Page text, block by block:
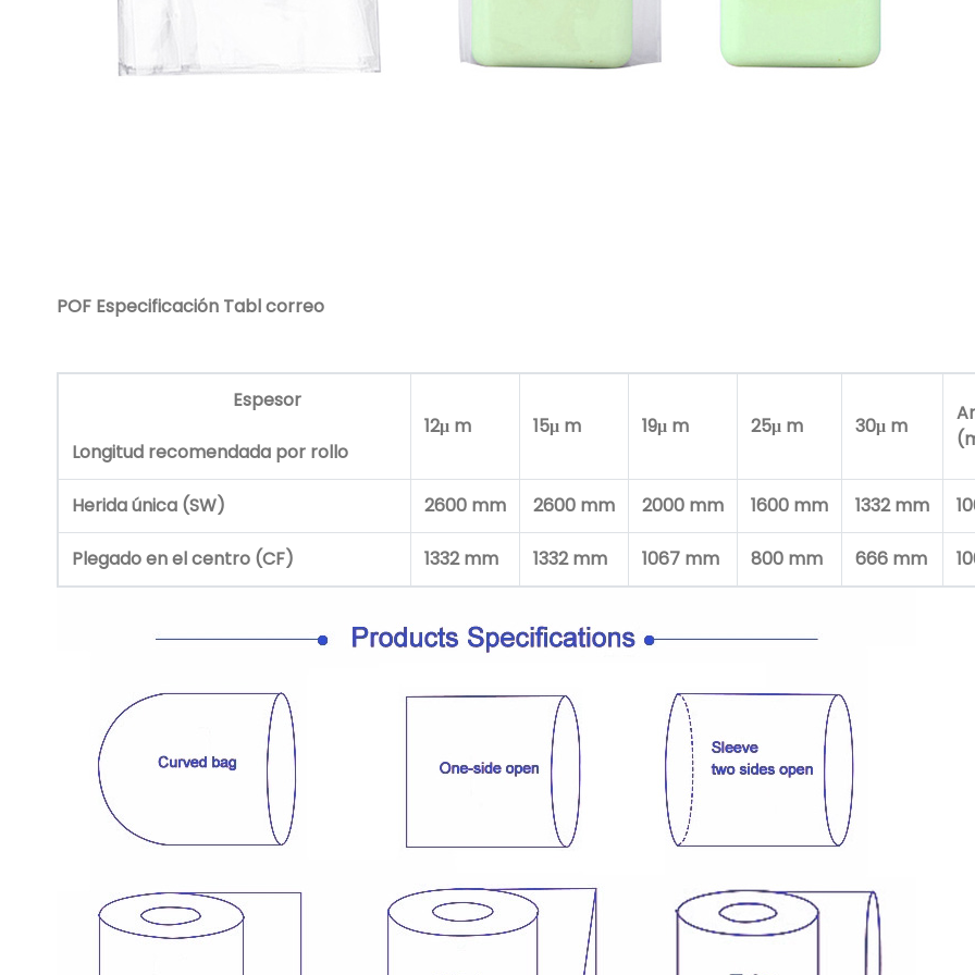
POF Especificación Tablcorreo
Espesor
Longitud recomendada por rollo
12μ m 15μ m 19μ m 25μ m 30μ m
Herida única (SW) 2600 mm 2600 mm 2000 mm 1600 mm 1332 mm
Plegado en el centro (CF) 1332 mm 1332 mm 1067 mm 800 mm 666 mm